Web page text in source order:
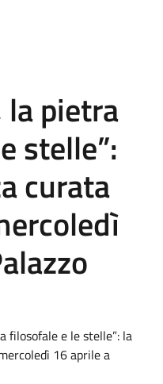
la pietra
stelle”:
curata
filosofale e le stelle”: la
16 aprile a